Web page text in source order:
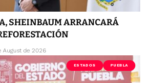
SHEINBAUM ARRANCARÁ
August de 2026
ESTADOS PUEBLA